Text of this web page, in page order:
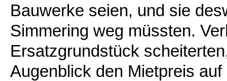
Bauwerke seien, und sie
Simmering weg müssten.
Ersatzgrundstück
Augenblick den Mietpreis